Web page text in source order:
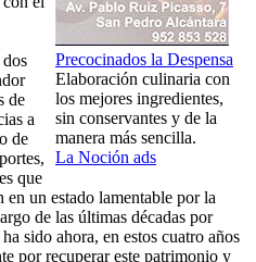
Precocinados la Despensa
Elaboración culinaria con
los mejores ingredientes,
sin conservantes y de la
manera más sencilla.
La Noción ads
de
a
de
que
en un estado lamentable por la
de las últimas décadas por
sido ahora, en estos cuatro años
por recuperar este patrimonio y